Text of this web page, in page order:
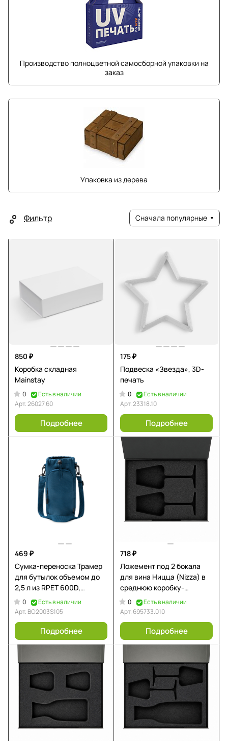
Производство полноцветной самосборной упаковки на
заказ
Упаковка из дерева
Фильтр Сначала популярные
850 ₽
Коробка складная
Mainstay
0
Есть в наличии
Арт.26027.60
Подробнее
175 ₽
Подвеска «Звезда», 3D-
печать
0
Есть в наличии
Арт.23318.10
Подробнее
469 ₽
Сумка-переноска Трамер
для бутылок объемом до
2,5 л из RPET 600D,
королевский синий
0
Есть в наличии
Арт. BO2003S105
Подробнее
718 ₽
Ложемент под 2 бокала
для вина Ницца (Nizza) в
среднюю коробку-
трансформер (арт. 695721)
0
Есть в наличии
Арт. 695733.010
Подробнее